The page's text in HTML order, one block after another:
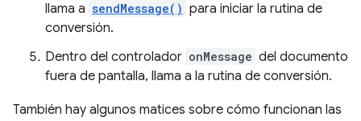
llama a sendMessage() para iniciar la rutina de
conversión.
Dentro del controlador onMessage del documento
fuera de pantalla, llama a la rutina de conversión.
También hay algunos matices sobre cómo funcionan las